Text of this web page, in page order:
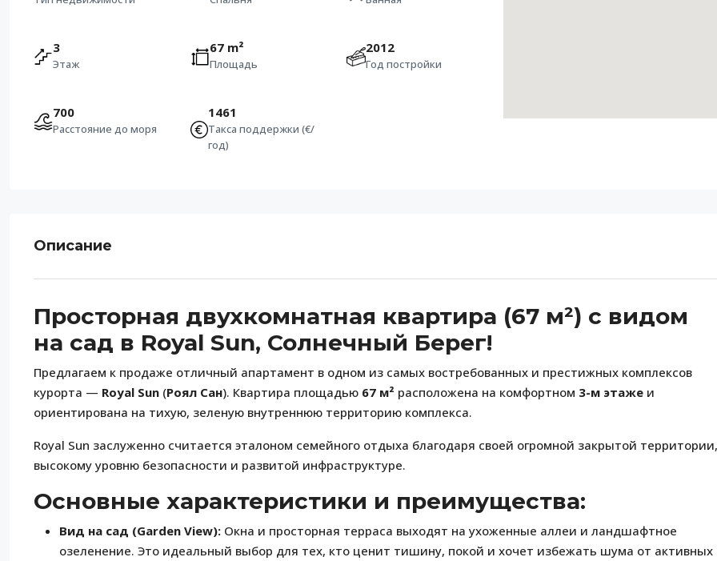
3
Этаж
67 m²
Площадь
2012
Год постройки
700
Расстояние до моря
1461
Такса поддержки (€/
год)
Описание
Просторная двухкомнатная квартира (67 м²) с видом
на сад в Royal Sun, Солнечный Берег!
Предлагаем к продаже отличный апартамент в одном из самых востребованных и престижных комплексов
курорта — Royal Sun (Роял Сан). Квартира площадью 67 м² расположена на комфортном 3-м этаже и
ориентирована на тихую, зеленую внутреннюю территорию комплекса.
Royal Sun заслуженно считается эталоном семейного отдыха благодаря своей огромной закрытой территории,
высокому уровню безопасности и развитой инфраструктуре.
Основные характеристики и преимущества:
Вид на сад (Garden View): Окна и просторная терраса выходят на ухоженные аллеи и ландшафтное
озеленение. Это идеальный выбор для тех, кто ценит тишину, покой и хочет избежать шума от активных